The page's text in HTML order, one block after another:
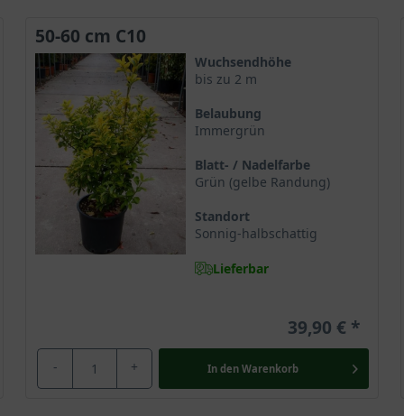
50-60 cm C10
Wuchsendhöhe
bis zu 2 m
Belaubung
Immergrün
Blatt- / Nadelfarbe
Grün (gelbe Randung)
Standort
Sonnig-halbschattig
Lieferbar
39,90 €
- + In den Warenkorb